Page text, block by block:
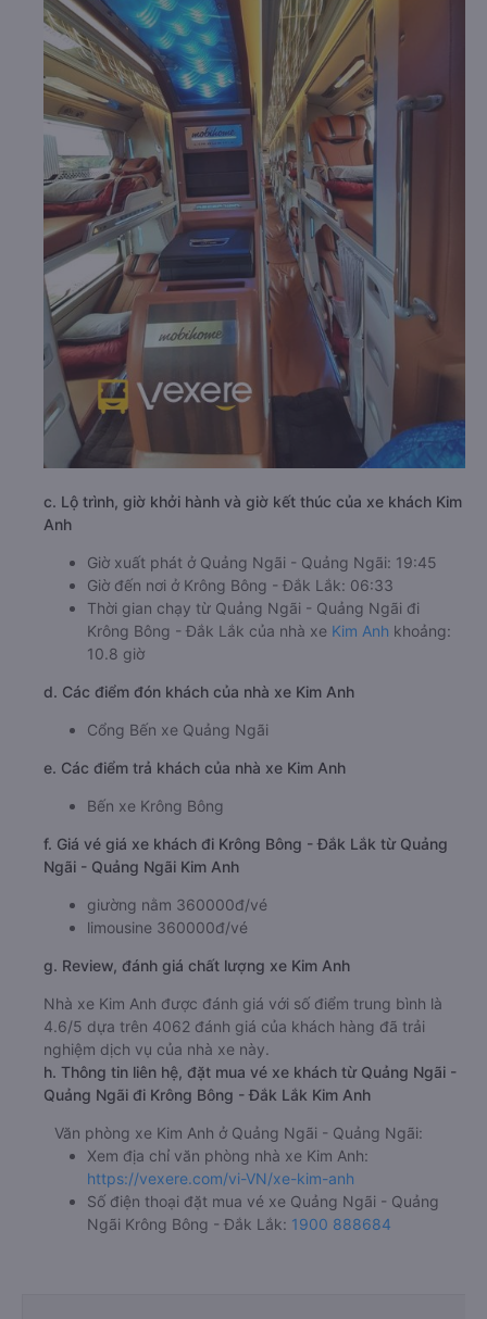
c. Lộ trình, giờ khởi hành và giờ kết thúc của xe khách Kim
Anh
Giờ xuất phát ở Quảng Ngãi - Quảng Ngãi: 19:45
Giờ đến nơi ở Krông Bông - Đắk Lắk: 06:33
Thời gian chạy từ Quảng Ngãi - Quảng Ngãi đi
Krông Bông - Đắk Lắk của nhà xe Kim Anh khoảng:
10.8 giờ
d. Các điểm đón khách của nhà xe Kim Anh
Cổng Bến xe Quảng Ngãi
e. Các điểm trả khách của nhà xe Kim Anh
Bến xe Krông Bông
f. Giá vé giá xe khách đi Krông Bông - Đắk Lắk từ Quảng
Ngãi - Quảng Ngãi Kim Anh
giường nằm 360000đ/vé
limousine 360000đ/vé
g. Review, đánh giá chất lượng xe Kim Anh
Nhà xe Kim Anh được đánh giá với số điểm trung bình là
4.6/5 dựa trên 4062 đánh giá của khách hàng đã trải
nghiệm dịch vụ của nhà xe này.
h. Thông tin liên hệ, đặt mua vé xe khách từ Quảng Ngãi -
Quảng Ngãi đi Krông Bông - Đắk Lắk Kim Anh
Văn phòng xe Kim Anh ở Quảng Ngãi - Quảng Ngãi:
Xem địa chỉ văn phòng nhà xe Kim Anh:
https://vexere.com/vi-VN/xe-kim-anh
Số điện thoại đặt mua vé xe Quảng Ngãi - Quảng
Ngãi Krông Bông - Đắk Lắk: 1900 888684